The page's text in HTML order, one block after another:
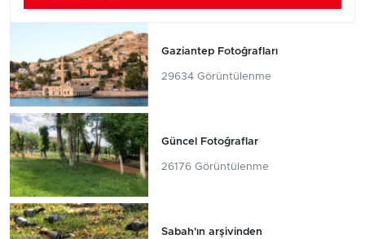
Gaziantep Fotoğrafları
29634 Görüntülenme
Güncel Fotoğraflar
26176 Görüntülenme
Sabah'ın arşivinden